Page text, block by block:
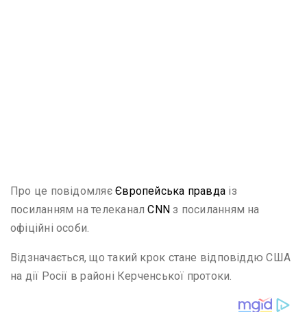
Про це повідомляєЄвропейська правда із
посиланням на телеканалCNN з посиланням на
офіційні особи.
Відзначається, що такий крок стане відповіддю США
на дії Росії в районі Керченської протоки.